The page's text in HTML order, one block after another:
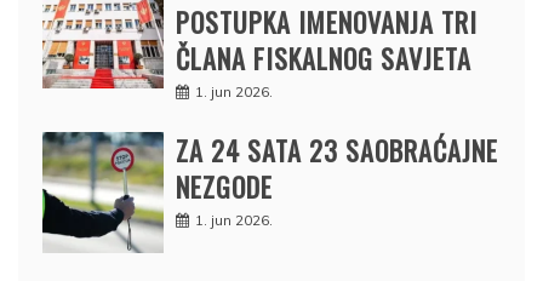
POSTUPKA IMENOVANJA TRI
ČLANA FISKALNOG SAVJETA
1. jun 2026.
ZA 24 SATA 23 SAOBRAĆAJNE
NEZGODE
1. jun 2026.